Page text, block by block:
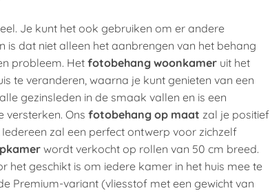
Je kunt het ook gebruiken om er andere
dat niet alleen het aanbrengen van het behang
probleem. Het fotobehang woonkamer uit het
te veranderen, waarna je kunt genieten van een
gezinsleden in de smaak vallen en is een
Ons fotobehang op maat zal je positief
zal een perfect ontwerp voor zichzelf
wordt verkocht op rollen van 50 cm breed.
geschikt is om iedere kamer in het huis mee te
Premium-variant (vliesstof met een gewicht van